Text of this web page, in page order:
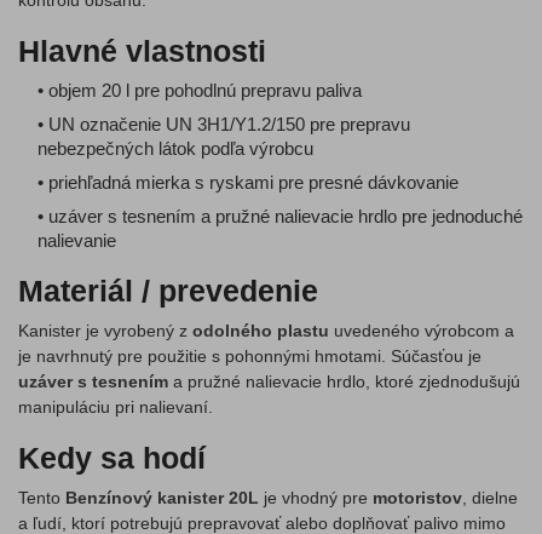
Hlavné vlastnosti
• objem 20 l pre pohodlnú prepravu paliva
• UN označenie UN 3H1/Y1.2/150 pre prepravu
nebezpečných látok podľa výrobcu
• priehľadná mierka s ryskami pre presné dávkovanie
• uzáver s tesnením a pružné nalievacie hrdlo pre jednoduché
nalievanie
Materiál / prevedenie
Kanister je vyrobený z odolného plastu uvedeného výrobcom a
je navrhnutý pre použitie s pohonnými hmotami. Súčasťou je
uzáver s tesnením a pružné nalievacie hrdlo, ktoré zjednodušujú
manipuláciu pri nalievaní.
Kedy sa hodí
Tento Benzínový kanister 20L je vhodný pre motoristov , dielne
a ľudí, ktorí potrebujú prepravovať alebo doplňovať palivo mimo